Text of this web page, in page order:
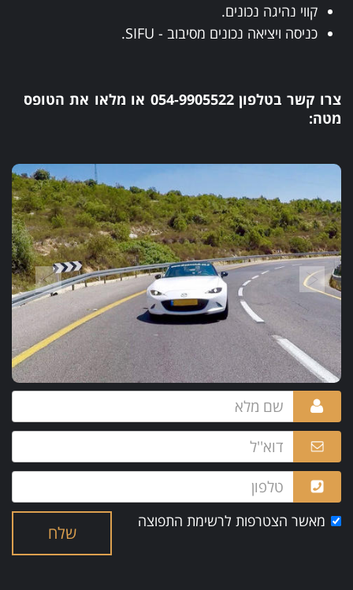
קווי נהיגה נכונים.
כניסה ויציאה נכונים מסיבוב - SIFU.
צרו קשר בטלפון054-9905522 או מלאו את הטופס
מטה:
שלח
מאשר הצטרפות לרשימת התפוצה